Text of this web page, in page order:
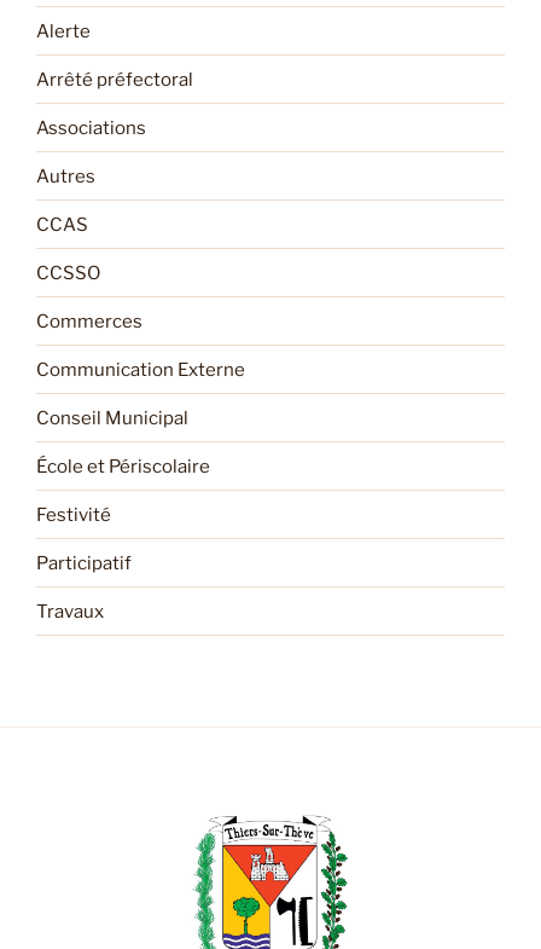
Alerte
Arrêté préfectoral
Associations
Autres
CCAS
CCSSO
Commerces
Communication Externe
Conseil Municipal
École et Périscolaire
Festivité
Participatif
Travaux